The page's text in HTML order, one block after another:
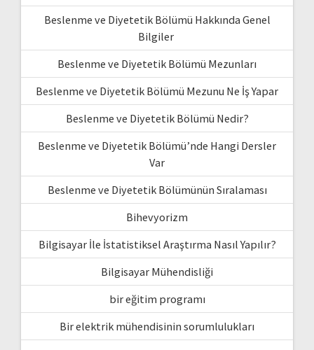
Beslenme ve Diyetetik Bölümü Hakkında Genel
Bilgiler
Beslenme ve Diyetetik Bölümü Mezunları
Beslenme ve Diyetetik Bölümü Mezunu Ne İş Yapar
Beslenme ve Diyetetik Bölümü Nedir?
Beslenme ve Diyetetik Bölümü’nde Hangi Dersler
Var
Beslenme ve Diyetetik Bölümünün Sıralaması
Bihevyorizm
Bilgisayar İle İstatistiksel Araştırma Nasıl Yapılır?
Bilgisayar Mühendisliği
bir eğitim programı
Bir elektrik mühendisinin sorumlulukları